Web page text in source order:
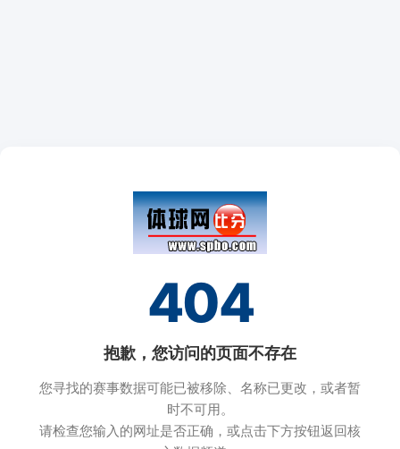
404
抱歉，您访问的页面不存在
您寻找的赛事数据可能已被移除、名称已更改，或者暂
时不可用。
请检查您输入的网址是否正确，或点击下方按钮返回核